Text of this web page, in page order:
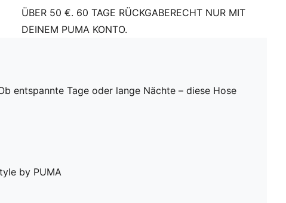
ÜBER 50 €. 60 TAGE RÜCKGABERECHT NUR MIT
DEINEM PUMA KONTO.
entspannte Tage oder lange Nächte – diese Hose
by PUMA